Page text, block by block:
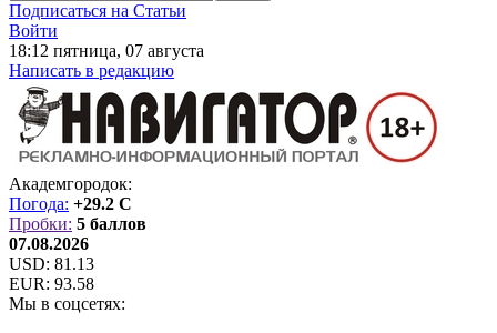
Подписаться на Статьи
Войти
18:12 пятница, 07 августа
Написать в редакцию
Академгородок:
Погода: +29.2 C
Пробки: 5 баллов
07.08.2026
USD: 81.13
EUR: 93.58
Мы в соцсетях: